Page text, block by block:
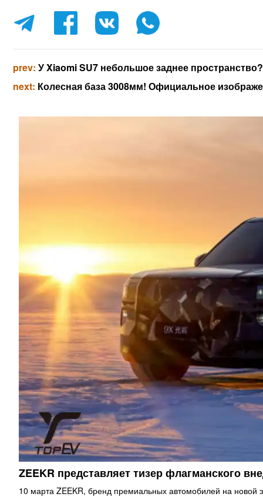
prev:У Xiaomi SU7 небольшое заднее
next: Колесная база 3008мм! Официальное
ZEEKR представляет тизер флагманского
10 марта ZEEKR, бренд премиальных автомобилей на новой